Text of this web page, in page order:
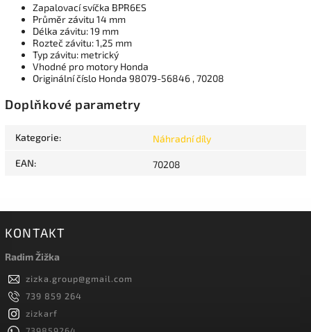
Zapalovací svíčka BPR6ES
Průměr závitu 14 mm
Délka závitu: 19 mm
Rozteč závitu: 1,25 mm
Typ závitu: metrický
Vhodné pro motory Honda
Originální číslo Honda 98079-56846 , 70208
Doplňkové parametry
Kategorie: Náhradní díly
EAN: 70208
KONTAKT
Radim Žižka
zizka.group@gmail.com
739 859 264
zizkarf